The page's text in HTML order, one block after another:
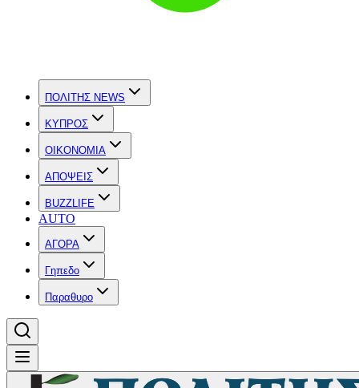
ΠΟΛΙΤΗΣ NEWS
ΚΥΠΡΟΣ
OIKONOMIA
ΑΠΟΨΕΙΣ
BUZZLIFE
AUTO
ΑΓΟΡΑ
Γηπεδο
Παραθυρο